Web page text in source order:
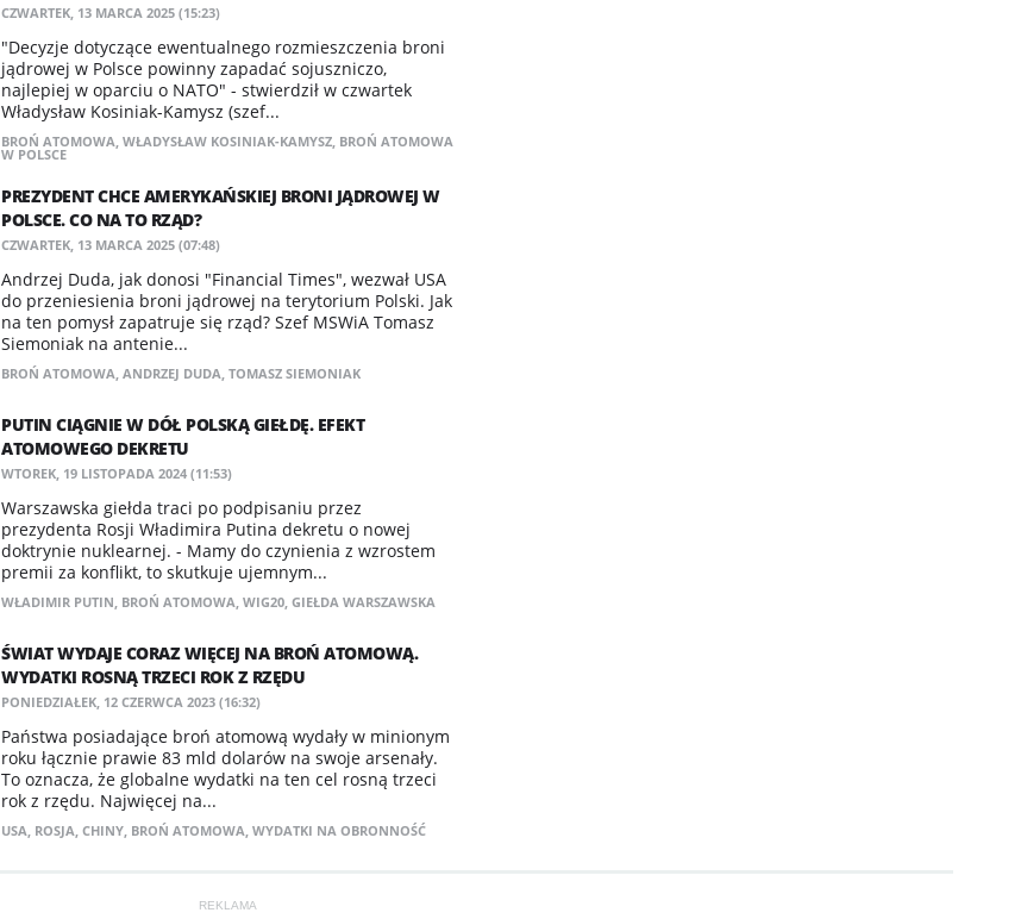
CZWARTEK, 13 MARCA 2025 (15:23)
"Decyzje dotyczące ewentualnego rozmieszczenia broni
jądrowej w Polsce powinny zapadać sojuszniczo,
najlepiej w oparciu o NATO" - stwierdził w czwartek
Władysław Kosiniak-Kamysz (szef...
BROŃ ATOMOWA, WŁADYSŁAW KOSINIAK-KAMYSZ, BROŃ ATOMOWA
W POLSCE
PREZYDENT CHCE AMERYKAŃSKIEJ BRONI JĄDROWEJ W
POLSCE. CO NA TO RZĄD?
CZWARTEK, 13 MARCA 2025 (07:48)
Andrzej Duda, jak donosi "Financial Times", wezwał USA
do przeniesienia broni jądrowej na terytorium Polski. Jak
na ten pomysł zapatruje się rząd? Szef MSWiA Tomasz
Siemoniak na antenie...
BROŃ ATOMOWA, ANDRZEJ DUDA, TOMASZ SIEMONIAK
PUTIN CIĄGNIE W DÓŁ POLSKĄ GIEŁDĘ. EFEKT
ATOMOWEGO DEKRETU
WTOREK, 19 LISTOPADA 2024 (11:53)
Warszawska giełda traci po podpisaniu przez
prezydenta Rosji Władimira Putina dekretu o nowej
doktrynie nuklearnej. - Mamy do czynienia z wzrostem
premii za konflikt, to skutkuje ujemnym...
WŁADIMIR PUTIN, BROŃ ATOMOWA, WIG20, GIEŁDA WARSZAWSKA
ŚWIAT WYDAJE CORAZ WIĘCEJ NA BROŃ ATOMOWĄ.
WYDATKI ROSNĄ TRZECI ROK Z RZĘDU
PONIEDZIAŁEK, 12 CZERWCA 2023 (16:32)
Państwa posiadające broń atomową wydały w minionym
roku łącznie prawie 83 mld dolarów na swoje arsenały.
To oznacza, że globalne wydatki na ten cel rosną trzeci
rok z rzędu. Najwięcej na...
USA, ROSJA, CHINY, BROŃ ATOMOWA, WYDATKI NA OBRONNOŚĆ
REKLAMA